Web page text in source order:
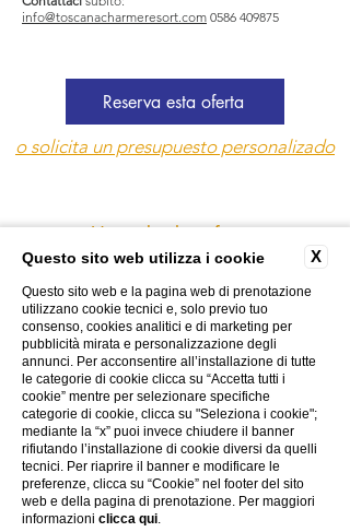
info@toscanacharmeresort.com 0586 409875
Reserva esta oferta
o solicita un presupuesto personalizado
Ver todas las ofertas
CONTACTOS
GALERÍA DE FOTOS
CREATIVIDAD
POLÍTICA DE PRIVACIDAD
POLÍTICA DE COOKIES
EL GRUPO
TRABAJA CON NOSOTROS
FACTURACIÓN ELECTRÓNICA
X
Questo sito web utilizza i cookie
Questo sito web e la pagina web di prenotazione
utilizzano cookie tecnici e, solo previo tuo
consenso, cookies analitici e di marketing per
pubblicità mirata e personalizzazione degli
annunci. Per acconsentire all’installazione di tutte
le categorie di cookie clicca su “Accetta tutti i
cookie” mentre per selezionare specifiche
categorie di cookie, clicca su "Seleziona i cookie";
mediante la “x” puoi invece chiudere il banner
rifiutando l’installazione di cookie diversi da quelli
tecnici. Per riaprire il banner e modificare le
preferenze, clicca su “Cookie” nel footer del sito
web e della pagina di prenotazione. Per maggiori
informazioni clicca qui.